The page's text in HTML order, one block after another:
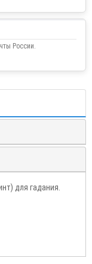
России.
для гадания.